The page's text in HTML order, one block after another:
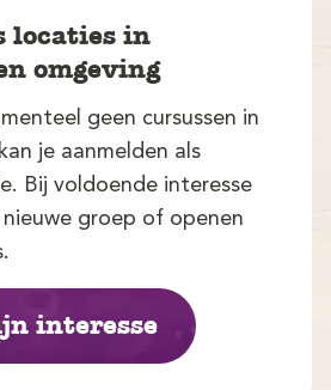
Aanmelden
locaties in
omgeving
geen cursussen in
je aanmelden als
Bij voldoende interesse
groep of openen
interesse